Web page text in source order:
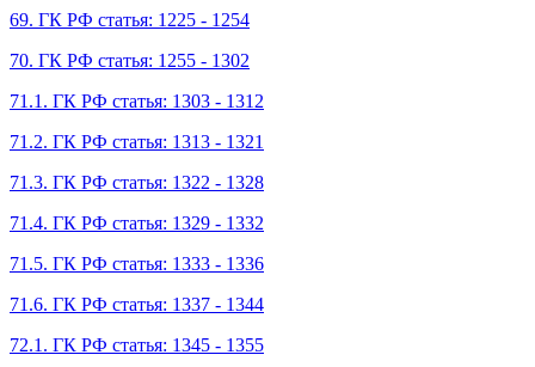
69. ГК РФ статья: 1225 - 1254
70. ГК РФ статья: 1255 - 1302
71.1. ГК РФ статья: 1303 - 1312
71.2. ГК РФ статья: 1313 - 1321
71.3. ГК РФ статья: 1322 - 1328
71.4. ГК РФ статья: 1329 - 1332
71.5. ГК РФ статья: 1333 - 1336
71.6. ГК РФ статья: 1337 - 1344
72.1. ГК РФ статья: 1345 - 1355